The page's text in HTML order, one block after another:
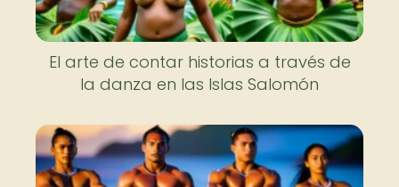
El arte de contar historias a través de
la danza en las Islas Salomón